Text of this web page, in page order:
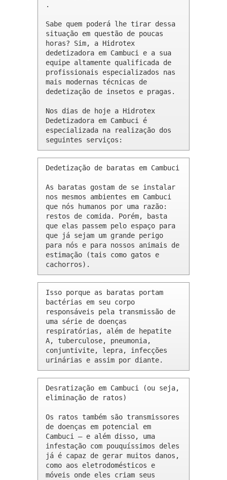
.
Sabe quem poderá lhe tirar dessa
situação em questão de poucas
horas? Sim, a Hidrotex
dedetizadora em Cambuci e a sua
equipe altamente qualificada de
profissionais especializados nas
mais modernas técnicas de
dedetização de insetos e pragas.
Nos dias de hoje a Hidrotex
Dedetizadora em Cambuci é
especializada na realização dos
seguintes serviços:
Dedetização de baratas em Cambuci
As baratas gostam de se instalar
nos mesmos ambientes em Cambuci
que nós humanos por uma razão:
restos de comida. Porém, basta
que elas passem pelo espaço para
que já sejam um grande perigo
para nós e para nossos animais de
estimação (tais como gatos e
cachorros).
Isso porque as baratas portam
bactérias em seu corpo
responsáveis pela transmissão de
uma série de doenças
respiratórias, além de hepatite
A, tuberculose, pneumonia,
conjuntivite, lepra, infecções
urinárias e assim por diante.
Desratização em Cambuci (ou seja,
eliminação de ratos)
Os ratos também são transmissores
de doenças em potencial em
Cambuci – e além disso, uma
infestação com pouquíssimos deles
já é capaz de gerar muitos danos,
como aos eletrodomésticos e
móveis onde eles criam seus